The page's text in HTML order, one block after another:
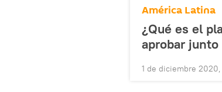
América Latina
¿Qué es el
aprobar
1 de diciembre